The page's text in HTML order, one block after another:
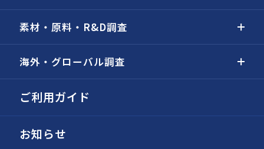
素材・原料・R&D調査
海外・グローバル調査
ご利用ガイド
お知らせ